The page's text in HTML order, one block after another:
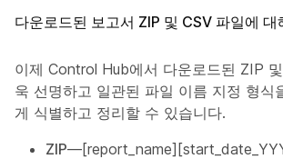
다운로드된 보고서 ZIP 및 CSV 파일에 대
이제 Control Hub에서 다운로드된 ZIP
욱 선명하고 일관된 파일 이름 지정 형식
게 식별하고 정리할 수 있습니다.
ZIP